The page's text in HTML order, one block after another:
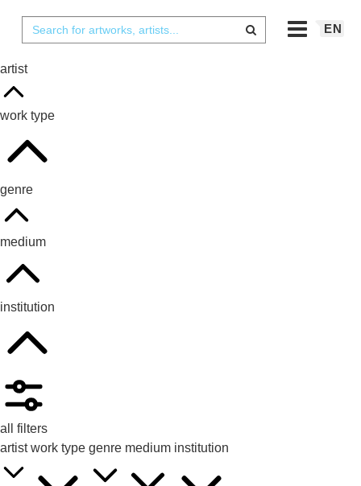
EN
artist
work type
genre
medium
institution
all filters
artist work type genre medium institution